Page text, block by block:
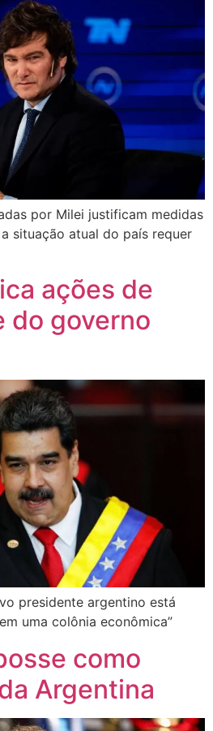
por Milei justificam medidas
situação atual do país requer
ações de
do governo
presidente argentino está
uma colônia econômica”
como
Argentina